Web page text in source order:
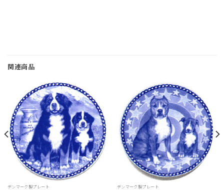
関連商品
お
気
に
入
り
デンマーク製プレート
お
気
に
入
り
デンマーク製プレート